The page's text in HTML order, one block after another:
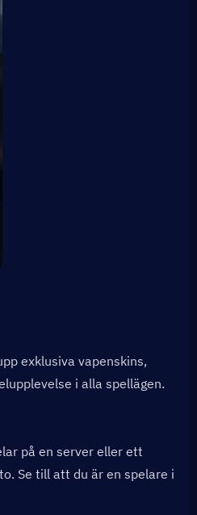
exklusiva vapenskins,
i alla spellägen.
på en server eller ett
Se till att du är en spelare i